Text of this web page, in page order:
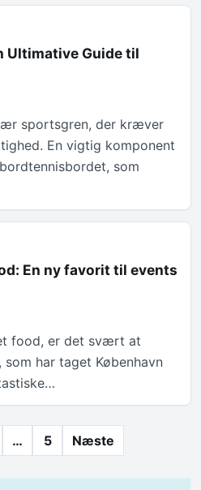
Ultimative Guide til
sportsgren, der kræver
En vigtig komponent
som
En ny favorit til events
food, er det svært at
har taget København
… 5 Næste